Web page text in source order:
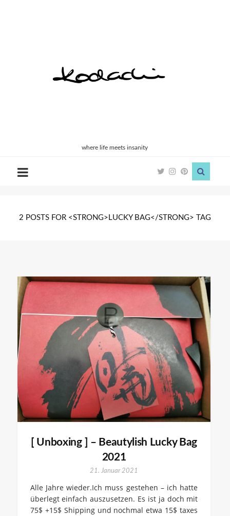
where life meets insanity
2 POSTS FOR <STRONG>LUCKY BAG</STRONG> TAG
[ Unboxing ] – Beautylish Lucky Bag
2021
21. Januar 2021
Alle Jahre wieder.Ich muss gestehen – ich hatte
überlegt einfach auszusetzen. Es ist ja doch mit
75$ +15$ Shipping und nochmal etwa 15$ taxes